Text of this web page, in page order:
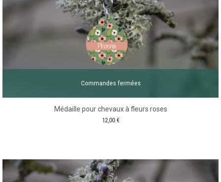
Commandes fermées
Médaille pour chevaux à fleurs roses
12,00 €